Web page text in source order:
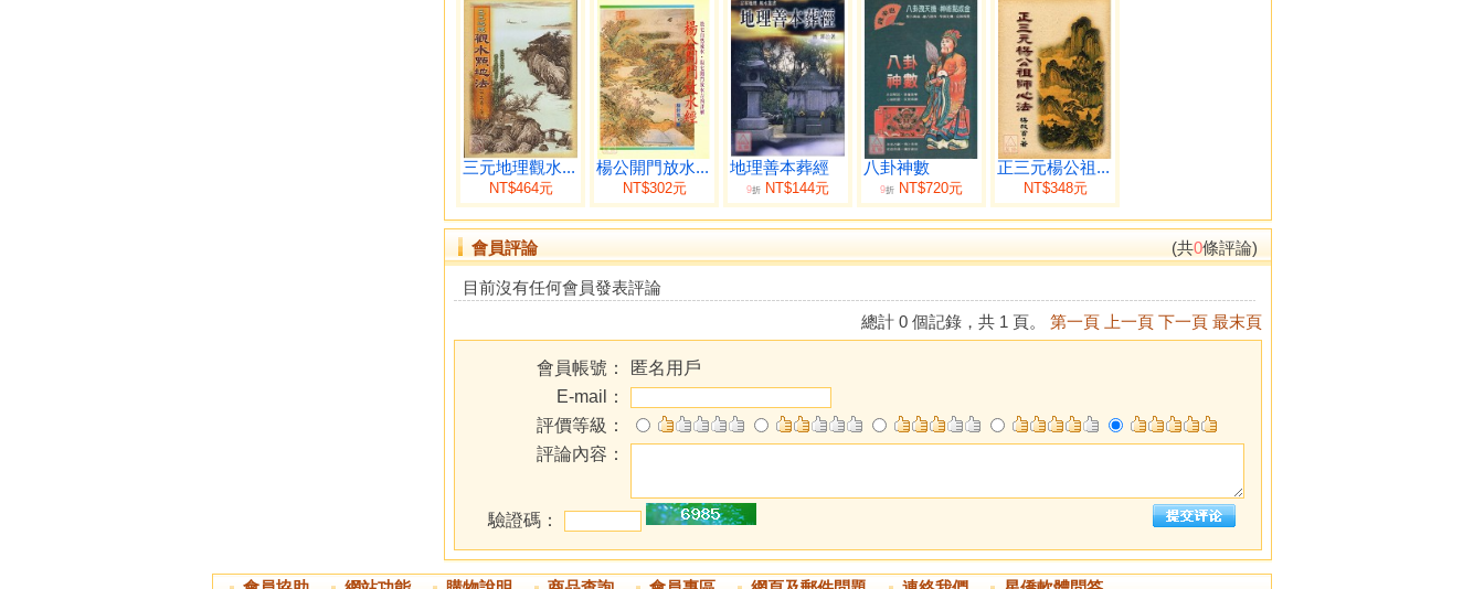
三元地理觀水...
NT$464元
楊公開門放水...
NT$302元
地理善本葬經
9折 NT$144元
八卦神數
9折 NT$720元
正三元楊公祖...
NT$348元
會員評論 (共0條評論)
目前沒有任何會員發表評論
總計 0 個記錄，共 1 頁。 第一頁 上一頁 下一頁 最末頁
會員帳號：
匿名用戶
E-mail：
評價等級：
評論內容：
驗證碼：